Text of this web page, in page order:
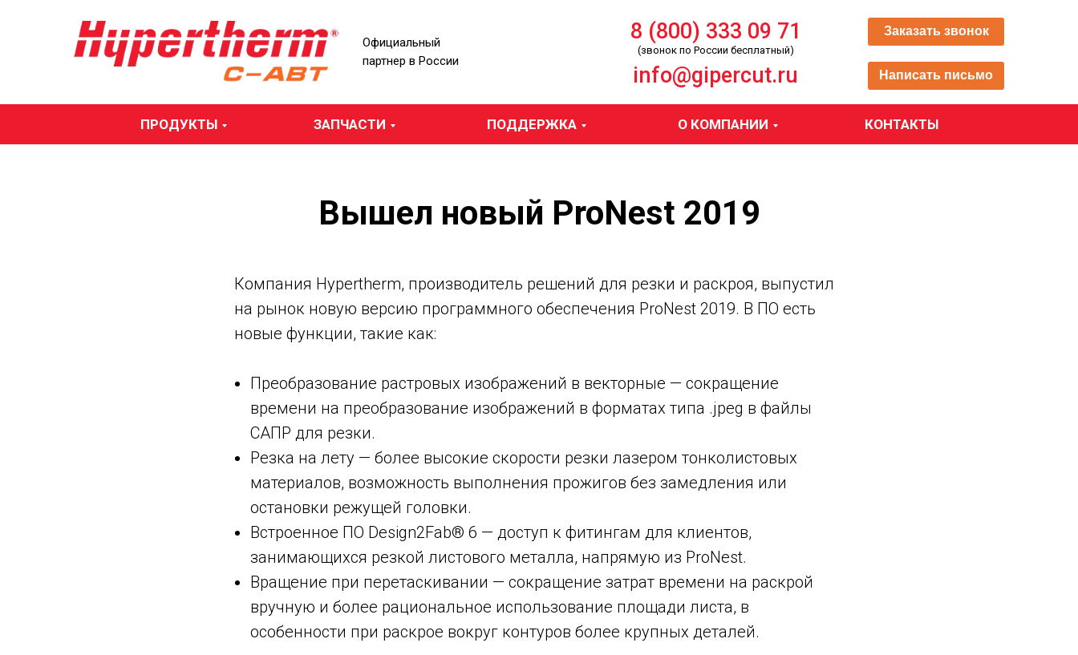
8 (800) 333 09 71
(звонок по России бесплатный)
Заказать звонок
Написать письмо
Официальный
партнер в России
info@gipercut.ru
ПРОДУКТЫ ЗАПЧАСТИ ПОДДЕРЖКА О КОМПАНИИ КОНТАКТЫ
Вышел новый ProNest 2019
Компания Hypertherm, производитель решений для резки и раскроя, выпустил
на рынок новую версию программного обеспечения ProNest 2019. В ПО есть
новые функции, такие как:
Преобразование растровых изображений в векторные — сокращение
времени на преобразование изображений в форматах типа .jpeg в файлы
САПР для резки.
Резка на лету — более высокие скорости резки лазером тонколистовых
материалов, возможность выполнения прожигов без замедления или
остановки режущей головки.
Встроенное ПО Design2Fab® 6 — доступ к фитингам для клиентов,
занимающихся резкой листового металла, напрямую из ProNest.
Вращение при перетаскивании — сокращение затрат времени на раскрой
вручную и более рациональное использование площади листа, в
особенности при раскрое вокруг контуров более крупных деталей.